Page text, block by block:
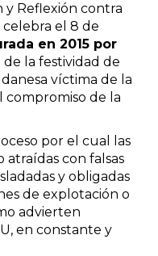
y Reflexión contra
celebra el 8 de
en 2015 por
la festividad de
víctima de la
compromiso de la
por el cual las
atraídas con falsas
y obligadas
de explotación o
advierten
en constante y